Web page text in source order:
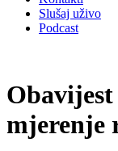
Slušaj uživo
Podcast
Obavijest
mjerenje